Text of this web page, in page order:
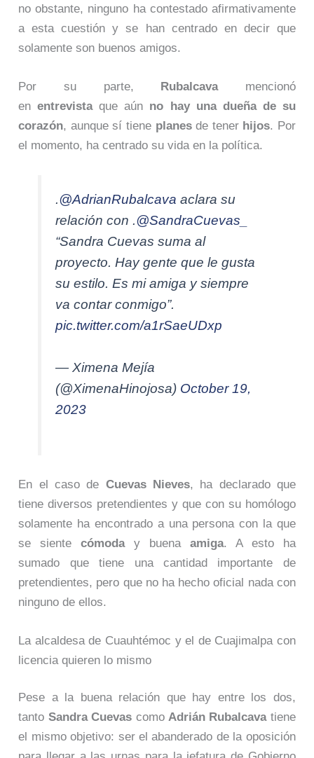
no obstante, ninguno ha contestado afirmativamente
a esta cuestión y se han centrado en decir que
solamente son buenos amigos.
Por su parte, Rubalcavamencionó
enentrevistaque aún no hay una dueña de su
corazón, aunque sí tiene planesde tener hijos. Por
el momento, ha centrado su vida en la política.
.@AdrianRubalcava aclara su
relación con .@SandraCuevas_
“Sandra Cuevas suma al
proyecto. Hay gente que le gusta
su estilo. Es mi amiga y siempre
va contar conmigo”.
pic.twitter.com/a1rSaeUDxp
— Ximena Mejía
(@XimenaHinojosa) October 19,
2023
En el caso de Cuevas Nieves, ha declarado que
tiene diversos pretendientes y que con su homólogo
solamente ha encontrado a una persona con la que
se sientecómoday buena amiga. A esto ha
sumado que tiene una cantidad importante de
pretendientes, pero que no ha hecho oficial nada con
ninguno de ellos.
La alcaldesa de Cuauhtémoc y el de Cuajimalpa con
licencia quieren lo mismo
Pese a la buena relación que hay entre los dos,
tanto Sandra Cuevas como Adrián Rubalcavatiene
el mismo objetivo: ser el abanderado de la oposición